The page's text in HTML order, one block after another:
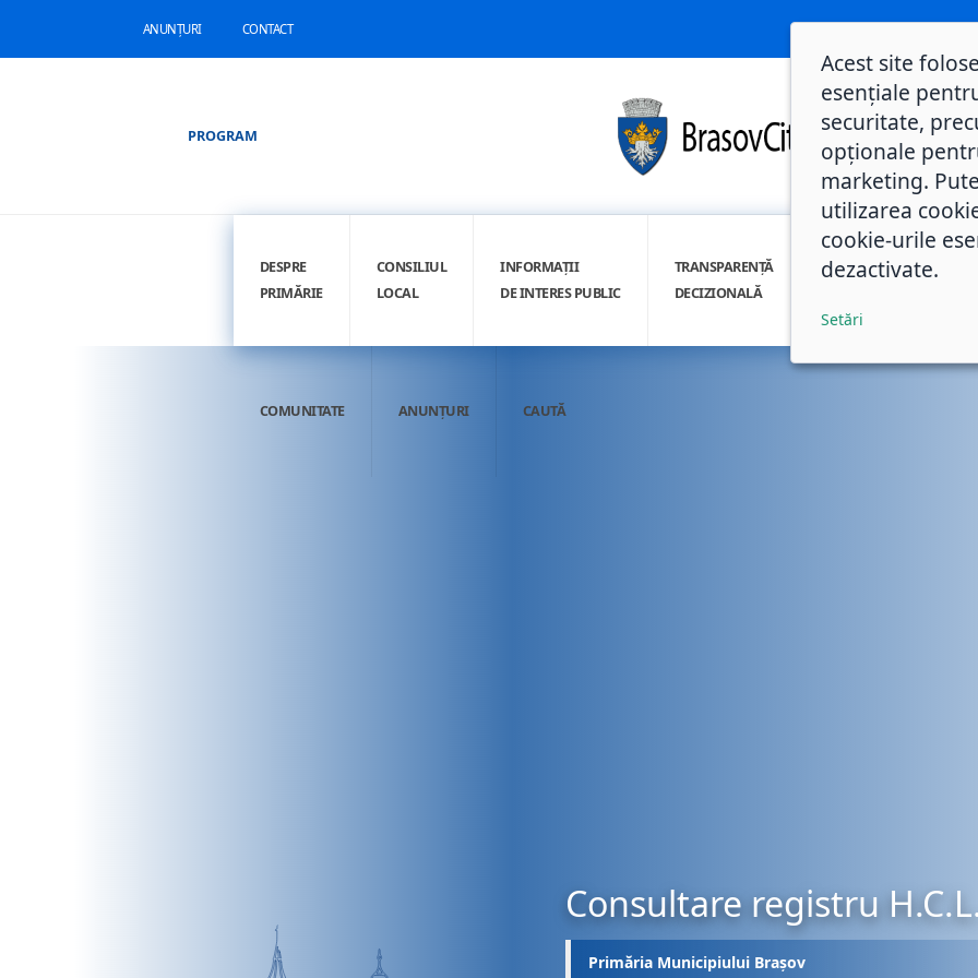
ANUNȚURI CONTACT
PROGRAM
DESPRE
PRIMĂRIE
CONSILIUL
LOCAL
INFORMAȚII
DE INTERES PUBLIC
TRANSPARENȚĂ
DECIZIONALĂ
INTEGRITATE
COMUNITATE ANUNȚURI CAUTĂ
Consultare registru
Primăria Municipiului Brașov
Acest site
esențiale
securitate,
opționale
marketing.
utilizarea
cookie-urile
dezactivate.
Setări